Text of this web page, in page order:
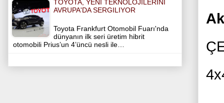
TOYOTA, YENI TEKNOLOJILERINI
AVRUPA'DA SERGILIYOR
Toyota Frankfurt Otomobil Fuarı'nda
dünyanın ilk seri üretim hibrit
otomobili Prius’un 4’üncü nesli ile…